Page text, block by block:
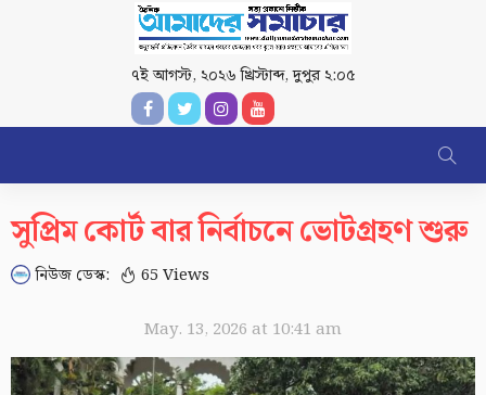
৭ই আগস্ট, ২০২৬ খ্রিস্টাব্দ,দুপুর ২:০৫
সুপ্রিম কোর্ট বার নির্বাচনে ভোটগ্রহণ শুরু
নিউজ ডেস্ক: 65 Views
May. 13, 2026 at 10:41 am